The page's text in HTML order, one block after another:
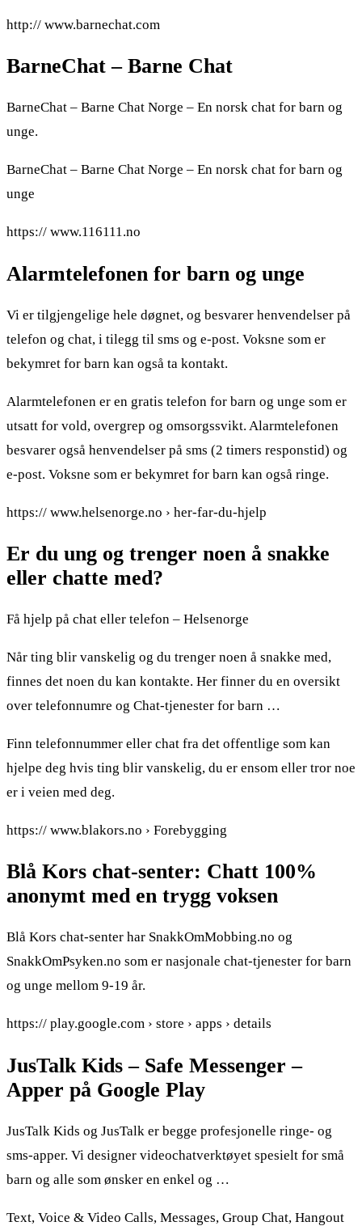
http:// www.barnechat.com
BarneChat – Barne Chat
BarneChat – Barne Chat Norge – En norsk chat for barn og
unge.
BarneChat – Barne Chat Norge – En norsk chat for barn og
unge
https:// www.116111.no
Alarmtelefonen for barn og unge
Vi er tilgjengelige hele døgnet, og besvarer henvendelser på
telefon og chat, i tilegg til sms og e-post. Voksne som er
bekymret for barn kan også ta kontakt.
Alarmtelefonen er en gratis telefon for barn og unge som er
utsatt for vold, overgrep og omsorgssvikt. Alarmtelefonen
besvarer også henvendelser på sms (2 timers responstid) og
e-post. Voksne som er bekymret for barn kan også ringe.
https:// www.helsenorge.no › her-far-du-hjelp
Er du ung og trenger noen å snakke
eller chatte med?
Få hjelp på chat eller telefon – Helsenorge
Når ting blir vanskelig og du trenger noen å snakke med,
finnes det noen du kan kontakte. Her finner du en oversikt
over telefonnumre og Chat-tjenester for barn …
Finn telefonnummer eller chat fra det offentlige som kan
hjelpe deg hvis ting blir vanskelig, du er ensom eller tror noe
er i veien med deg.
https:// www.blakors.no › Forebygging
Blå Kors chat-senter: Chatt 100%
anonymt med en trygg voksen
Blå Kors chat-senter har SnakkOmMobbing.no og
SnakkOmPsyken.no som er nasjonale chat-tjenester for barn
og unge mellom 9-19 år.
https:// play.google.com › store › apps › details
JusTalk Kids – Safe Messenger –
Apper på Google Play
JusTalk Kids og JusTalk er begge profesjonelle ringe- og
sms-apper. Vi designer videochatverktøyet spesielt for små
barn og alle som ønsker en enkel og …
Text, Voice & Video Calls, Messages, Group Chat, Hangout